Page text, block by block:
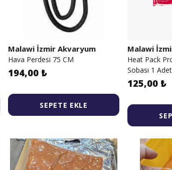
Malawi İzmir Akvaryum
Hava Perdesi 75 CM
194,00 ₺
SEPETE EKLE
Malawi
Heat Pack
Sobası 1
125,00 ₺